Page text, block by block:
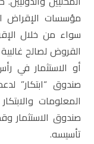
مؤسسات الإقراض
سواء من خلال
القروض لصالح
أو الاستثمار في
صندوق “ابتكار”
المعلومات
تأسيسه.